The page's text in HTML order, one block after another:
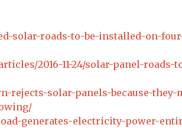
solar-roads-to-be-installed-on-
2016-11-24/solar-panel-roads-
rejects-solar-panels-because-they-
generates-electricity-power-